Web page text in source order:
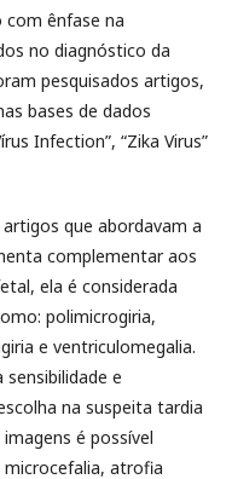
com ênfase na
no diagnóstico da
pesquisados artigos,
bases de dados
Infection”, “Zika Virus”
que abordavam a
complementar aos
ela é considerada
polimicrogiria,
e ventriculomegalia.
e
na suspeita tardia
é possível
microcefalia, atrofia